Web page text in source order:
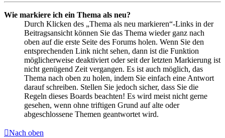
Wie markiere ich ein Thema als neu?
Durch Klicken des „Thema als neu markieren“-Links in der
Beitragsansicht können Sie das Thema wieder ganz nach
oben auf die erste Seite des Forums holen. Wenn Sie den
entsprechenden Link nicht sehen, dann ist die Funktion
möglicherweise deaktiviert oder seit der letzten Markierung ist
nicht genügend Zeit vergangen. Es ist auch möglich, das
Thema nach oben zu holen, indem Sie einfach eine Antwort
darauf schreiben. Stellen Sie jedoch sicher, dass Sie die
Regeln dieses Boards beachten! Es wird meist nicht gerne
gesehen, wenn ohne triftigen Grund auf alte oder
abgeschlossene Themen geantwortet wird.
Nach oben